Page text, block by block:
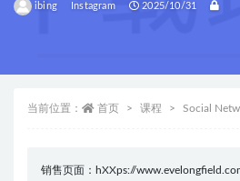
ibing Instagram 2025/10/31
当前位置： 首页 课程 Social
销售页面：hXXps://